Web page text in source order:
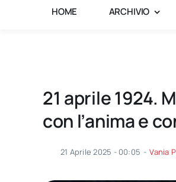
HOME ARCHIVIO
21 aprile 1924.
con l’anima e
21 Aprile 2025 - 00:05 - Vania